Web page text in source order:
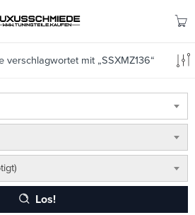
verschlagwortet mit „SSXMZ136“
Los!